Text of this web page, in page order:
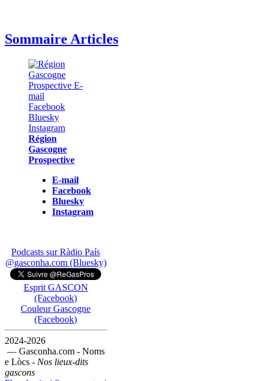
Sommaire Articles
Région
Gascogne
Prospective
E-mail
Facebook
Bluesky
Instagram
Podcasts sur Ràdio País
@gasconha.com (Bluesky)
Esprit GASCON
(Facebook)
Couleur Gascogne
(Facebook)
2024-2026
— Gasconha.com - Noms
e Lòcs - Nos lieux-dits
gascons